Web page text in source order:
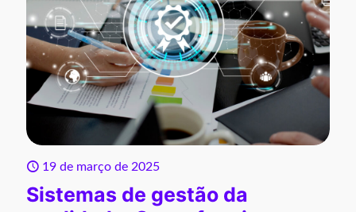
19 de março de 2025
Sistemas de gestão da